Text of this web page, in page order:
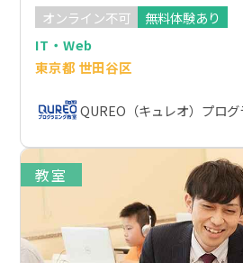
オンライン不可
無料体験あり
IT・Web
東京都 世田谷区
QUREO（キュレオ）プロ
教室